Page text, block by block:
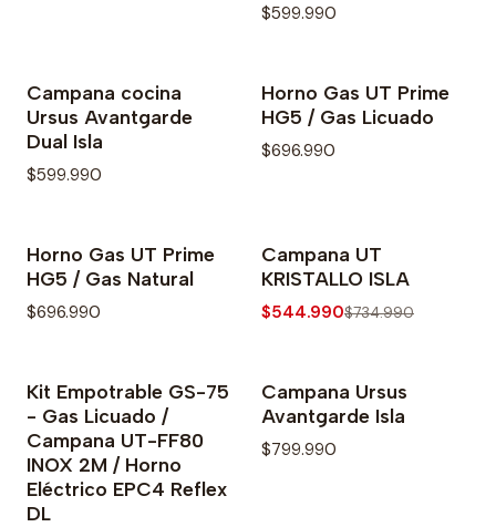
$599.990
Campana cocina
Ursus Avantgarde
Dual Isla
$599.990
Agotado
Horno Gas UT Prime
HG5 / Gas Licuado
$696.990
Agotado
Horno Gas UT Prime
HG5 / Gas Natural
$696.990
-26% OFF
Campana UT
KRISTALLO ISLA
$544.990$734.990
-25% OFF
Kit Empotrable GS-75
- Gas Licuado /
Campana UT-FF80
INOX 2M / Horno
Eléctrico EPC4 Reflex
DL
Campana Ursus
Avantgarde Isla
$799.990